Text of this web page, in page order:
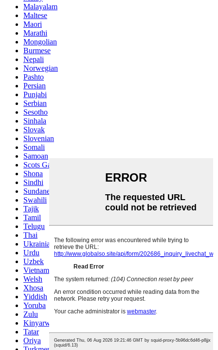
Malayalam
Maltese
Maori
Marathi
Mongolian
Burmese
Nepali
Norwegian
Pashto
Persian
Punjabi
Serbian
Sesotho
Sinhala
Slovak
Slovenian
Somali
Samoan
Scots Gaelic
Shona
Sindhi
Sundanese
Swahili
Tajik
Tamil
Telugu
Thai
Ukrainian
Urdu
Uzbek
Vietnamese
Welsh
Xhosa
Yiddish
Yoruba
Zulu
Kinyarwanda
Tatar
Oriya